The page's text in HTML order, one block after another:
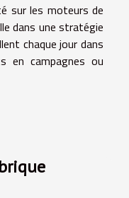
sur les moteurs de
dans une stratégie
chaque jour dans
en campagnes ou